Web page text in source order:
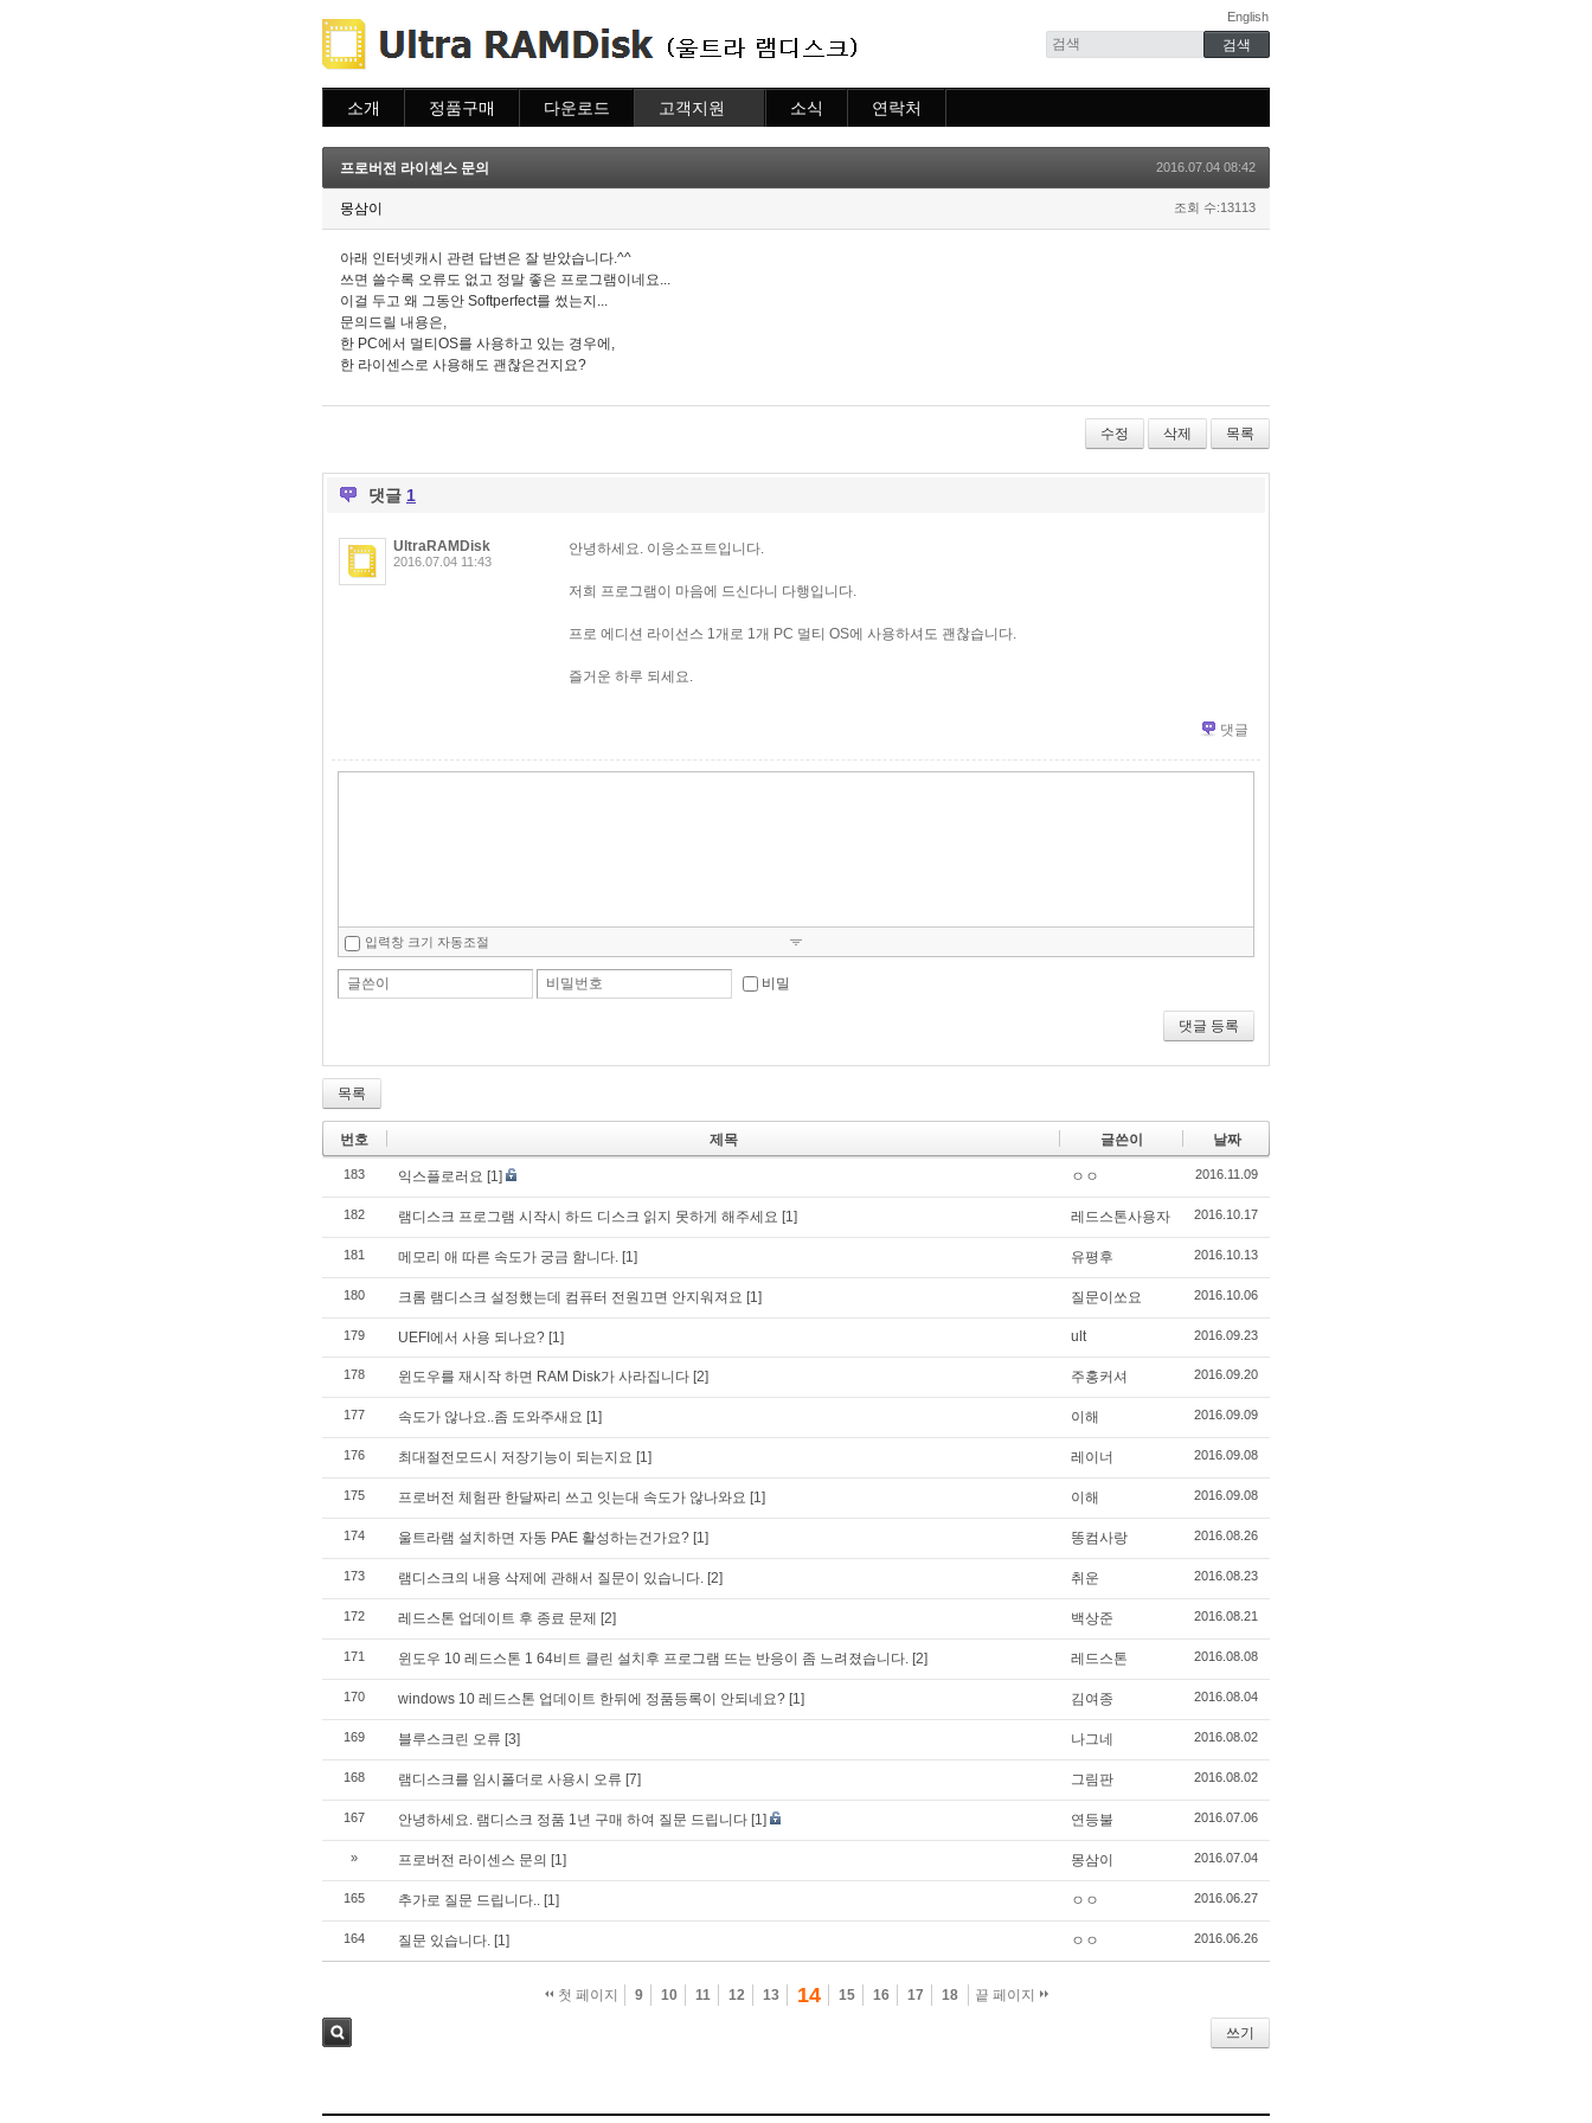
English
소개 정품구매
주문조회
이용안내
다운로드 고객지원
질문하기
소식 연락처
프로버전 라이센스 문의
2016.07.04 08:42
몽삼이 조회 수:13113
아래 인터넷캐시 관련 답변은 잘 받았습니다.^^
쓰면 쓸수록 오류도 없고 정말 좋은 프로그램이네요...
이걸 두고 왜 그동안 Softperfect를 썼는지...
문의드릴 내용은,
한 PC에서 멀티OS를 사용하고 있는 경우에,
한 라이센스로 사용해도 괜찮은건지요?
수정 삭제 목록
댓글 1
UltraRAMDisk
2016.07.04 11:43
안녕하세요. 이응소프트입니다.
저희 프로그램이 마음에 드신다니 다행입니다.
프로 에디션 라이선스 1개로 1개 PC 멀티 OS에 사용하셔도 괜찮습니다.
즐거운 하루 되세요.
댓글
뛰
입력창 크기 자동조절
글쓴이 비밀번호 비밀
댓글 등록
목록
번호 제목 글쓴이 날짜
183 익스플로러요 [1] ㅇㅇ 2016.11.09
182 램디스크 프로그램 시작시 하드 디스크 읽지 못하게 해주세요 [1] 레드스톤사용자 2016.10.17
181 메모리 애 따른 속도가 궁금 함니다. [1] 유평후 2016.10.13
180 크롬 램디스크 설정했는데 컴퓨터 전원끄면 안지워져요 [1] 질문이쏘요 2016.10.06
179 UEFI에서 사용 되나요? [1] ult 2016.09.23
178 윈도우를 재시작 하면 RAM Disk가 사라집니다 [2] 주홍커셔 2016.09.20
177 속도가 않나요..좀 도와주새요 [1] 이해 2016.09.09
176 최대절전모드시 저장기능이 되는지요 [1] 레이너 2016.09.08
175 프로버전 체험판 한달짜리 쓰고 잇는대 속도가 않나와요 [1] 이해 2016.09.08
174 울트라램 설치하면 자동 PAE 활성하는건가요? [1] 똥컴사랑 2016.08.26
173 램디스크의 내용 삭제에 관해서 질문이 있습니다. [2] 취운 2016.08.23
172 레드스톤 업데이트 후 종료 문제 [2] 백상준 2016.08.21
171 윈도우 10 레드스톤 1 64비트 클린 설치후 프로그램 뜨는 반응이 좀 느려졌습니다. [2] 레드스톤 2016.08.08
170 windows 10 레드스톤 업데이트 한뒤에 정품등록이 안되네요? [1] 김여종 2016.08.04
169 블루스크린 오류 [3] 나그네 2016.08.02
168 램디스크를 임시폴더로 사용시 오류 [7] 그림판 2016.08.02
167 안녕하세요. 램디스크 정품 1년 구매 하여 질문 드립니다 [1] 연등불 2016.07.06
» 프로버전 라이센스 문의 [1] 몽삼이 2016.07.04
165 추가로 질문 드립니다.. [1] ㅇㅇ 2016.06.27
164 질문 있습니다. [1] ㅇㅇ 2016.06.26
첫 페이지 9 10 11 12 13 14 15 16 17 18 끝 페이지
쓰기